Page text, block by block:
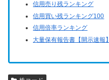
信用売り残ランキング
信用買い残ランキング100
信用倍率ランキング
大量保有報告書【開示速報】